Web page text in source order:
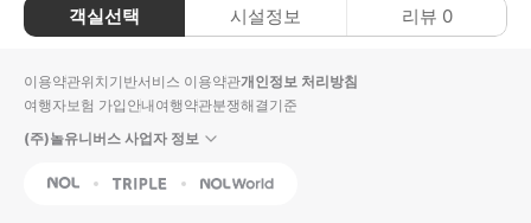
객실선택 시설정보 리뷰 0
이용약관위치기반서비스 이용약관개인정보 처리방침
여행자보험 가입안내여행약관분쟁해결기준
(주)놀유니버스 사업자 정보
NOL Triple Interpark Global